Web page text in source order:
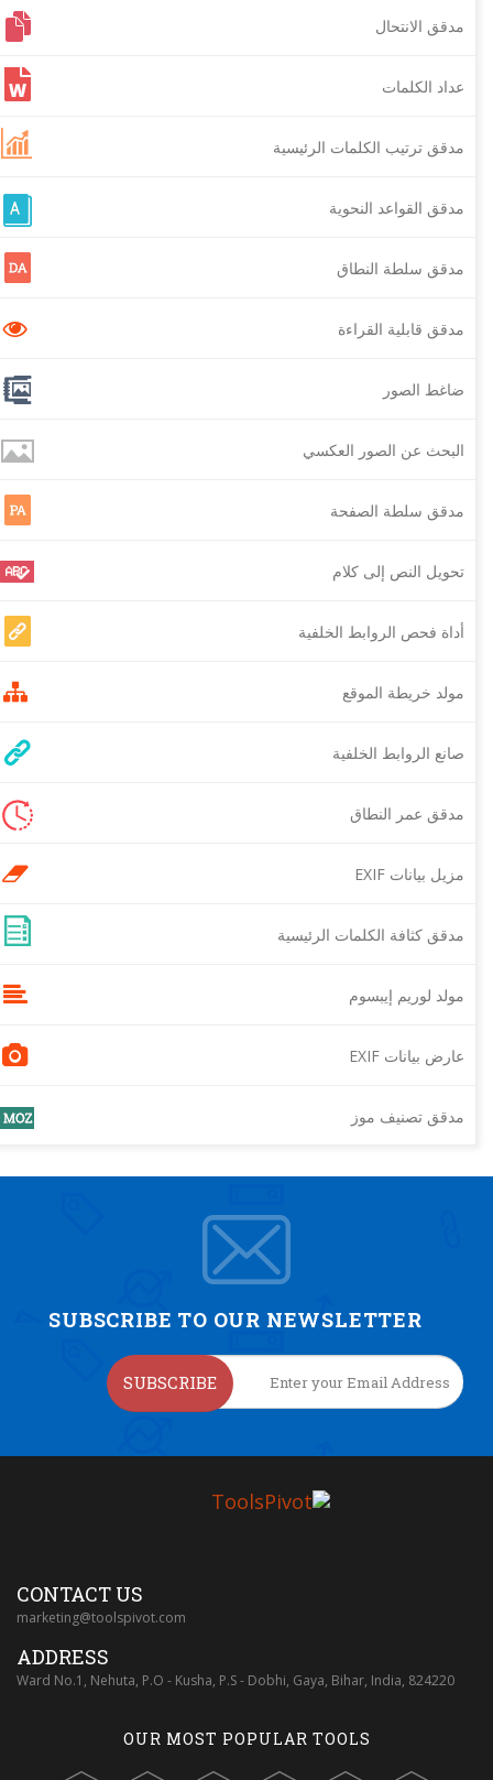
مدقق الانتحال
عداد الكلمات
مدقق ترتيب الكلمات الرئيسية
مدقق القواعد النحوية
مدقق سلطة النطاق
مدقق قابلية القراءة
ضاغط الصور
البحث عن الصور العكسي
مدقق سلطة الصفحة
تحويل النص إلى كلام
أداة فحص الروابط الخلفية
مولد خريطة الموقع
صانع الروابط الخلفية
مدقق عمر النطاق
مزيل بيانات EXIF
مدقق كثافة الكلمات الرئيسية
مولد لوريم إيبسوم
عارض بيانات EXIF
مدقق تصنيف موز
SUBSCRIBE TO OUR NEWSLETTER
SUBSCRIBE
CONTACT US
marketing@toolspivot.com
ADDRESS
Ward No.1, Nehuta, P.O - Kusha, P.S - Dobhi, Gaya, Bihar, India, 824220
OUR MOST POPULAR TOOLS